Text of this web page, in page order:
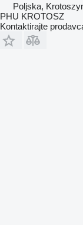
Poljska,
PHU KROTOSZ
Kontaktirajte